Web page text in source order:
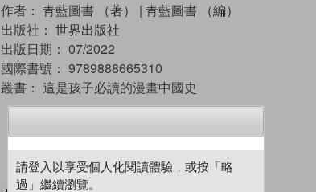
作者： 青藍圖書 （著） | 青藍圖書 （編）
出版社： 世界出版社
出版日期： 07/2022
國際書號： 9789888665310
叢書： 這是孩子必讀的漫畫中國史
試閲 加入閱讀紀錄
請登入以享受個人化閱讀體驗，或按「略
過」繼續瀏覽。